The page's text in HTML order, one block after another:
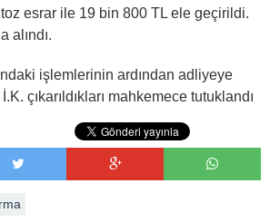
esrar ile 19 bin 800 TL ele geçirildi.
alındı.
işlemlerinin ardından adliyeye
çıkarıldıkları mahkemece tutuklandı